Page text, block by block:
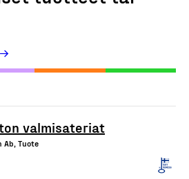
valmisateriat
Ab, Tuote